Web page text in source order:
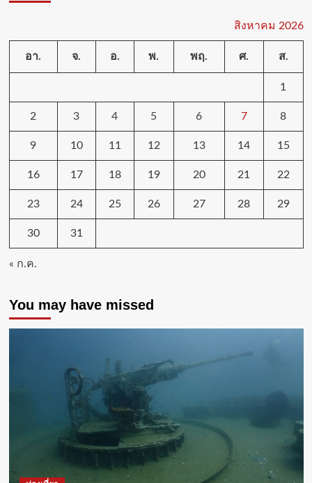
สิงหาคม 2026
อา. จ. อ. พ. พฤ. ศ. ส.
1
2 3 4 5 6 7 8
9 10 11 12 13 14 15
16 17 18 19 20 21 22
23 24 25 26 27 28 29
30 31
« ก.ค.
You may have missed